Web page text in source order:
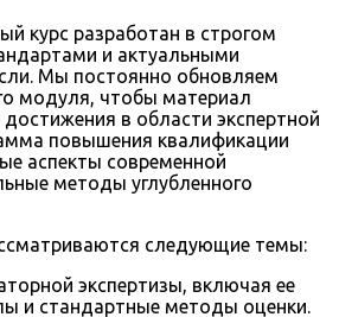
курс разработан в строгом
и актуальными
Мы постоянно обновляем
модуля, чтобы материал
в области экспертной
повышения квалификации
аспекты современной
методы углубленного
следующие темы:
экспертизы, включая ее
и стандартные методы оценки.